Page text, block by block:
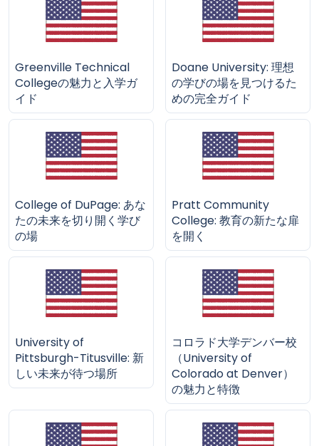
Greenville Technical
Collegeの魅力と入学ガ
イド
Doane University: 理想
の学びの場を見つけるた
めの完全ガイド
College of DuPage: あな
たの未来を切り開く学び
の場
Pratt Community
College: 教育の新たな扉
を開く
University of
Pittsburgh-Titusville: 新
しい未来が待つ場所
コロラド大学デンバー校
（University of
Colorado at Denver）
の魅力と特徴